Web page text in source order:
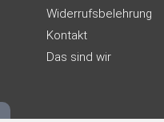
Widerrufsbelehrung
Kontakt
Das sind wir